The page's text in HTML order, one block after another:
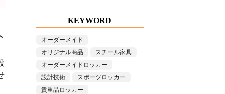
KEYWORD
オーダーメイド
オリジナル商品
スチール家具
オーダーメイドロッカー
設計技術
スポーツロッカー
貴重品ロッカー